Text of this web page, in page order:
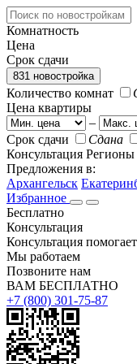
Комнатность
Цена
Срок сдачи
831 новостройка
Количество комнат
Цена квартиры
–
Срок сдачи
Сдана
Консультация Регионы
Предложения в:
Архангельск
Избранное
Бесплатно
Консультация
Консультация
Мы работаем
Позвоните нам
ВАМ БЕСПЛАТНО
+7 (800) 301-75-87